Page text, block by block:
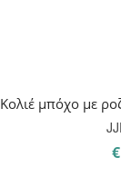
Κολιέ μπόχο με
€